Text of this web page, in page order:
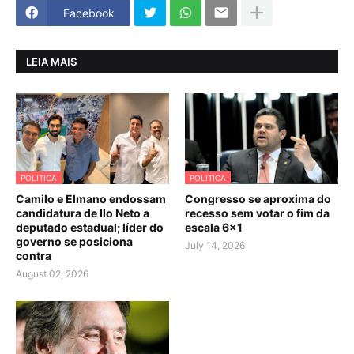
Facebook
LEIA MAIS
POLITICA
Camilo e Elmano endossam
candidatura de Ilo Neto a
deputado estadual; líder do
governo se posiciona
contra
August 02, 2026
POLITICA
Congresso se aproxima do
recesso sem votar o fim da
escala 6×1
July 14, 2026